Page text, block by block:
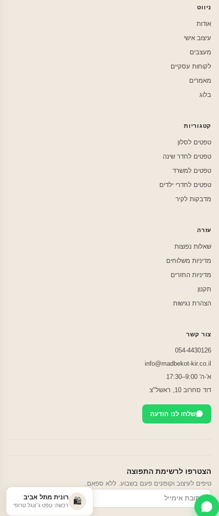
ניווט
אודות
עיצוב אישי
מעצבים
לקוחות עסקיים
מאמרים
בלוג
קטגוריות
טפטים לסלון
טפטים לחדר שינה
טפטים למשרד
טפטים לחדרי ילדים
מדבקות לקיר
עזרה
שאלות נפוצות
מדיניות משלוחים
מדיניות החזרים
תקנון
הצהרת נגישות
צור קשר
054-4430126
info@madbekot-kir.co.il
א'-ה' 9:00–17:30
דוד סחרוב 10, ראשל"צ
שלחו לנו הודעה
הצטרפו לרשימת התפוצה
טיפים לעיצוב וקופונים פעם בשבוע. ללא ספאם.
הרשמה 🛍️ רונית מתל אביב
רכשה: טפט ג׳ונגל טרופי